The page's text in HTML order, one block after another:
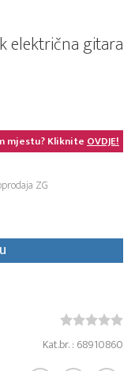
električna gitara
mjestu? KlikniteOVDJE!
ZG
Kat.br. : 68910860